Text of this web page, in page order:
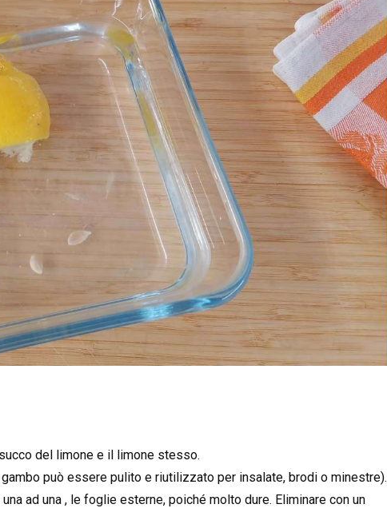
del limone e il limone stesso.
può essere pulito e riutilizzato per insalate, brodi o minestre).
ad una , le foglie esterne, poiché molto dure. Eliminare con un